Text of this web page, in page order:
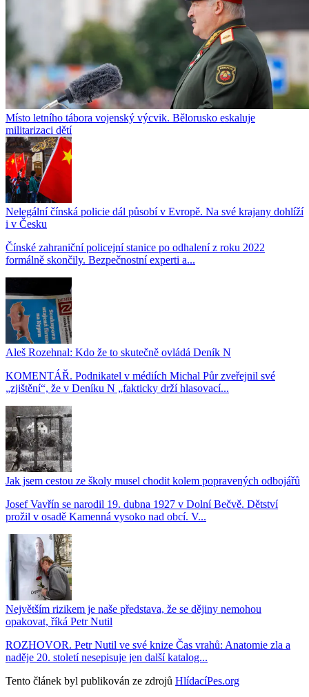
Místo letního tábora vojenský výcvik. Bělorusko eskaluje
militarizaci dětí
Nelegální čínská policie dál působí v Evropě. Na své krajany dohlíží
i v Česku
Čínské zahraniční policejní stanice po odhalení z roku 2022
formálně skončily. Bezpečnostní experti a...
Aleš Rozehnal: Kdo že to skutečně ovládá Deník N
KOMENTÁŘ. Podnikatel v médiích Michal Půr zveřejnil své
„zjištění“, že v Deníku N „fakticky drží hlasovací...
Jak jsem cestou ze školy musel chodit kolem popravených odbojářů
Josef Vavřín se narodil 19. dubna 1927 v Dolní Bečvě. Dětství
prožil v osadě Kamenná vysoko nad obcí. V...
Největším rizikem je naše představa, že se dějiny nemohou
opakovat, říká Petr Nutil
ROZHOVOR. Petr Nutil ve své knize Čas vrahů: Anatomie zla a
naděje 20. století nesepisuje jen další katalog...
Tento článek byl publikován ze zdrojů HlídacíPes.org